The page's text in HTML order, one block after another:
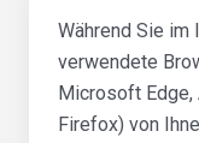
Während Sie im
verwendete
Microsoft
Firefox) von